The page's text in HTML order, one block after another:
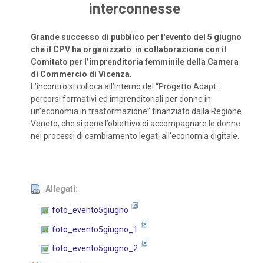
interconnesse
Grande successo di pubblico per l'evento del 5 giugno
che il CPV ha organizzato in collaborazione con il
Comitato per l’imprenditoria femminile della Camera
di Commercio di Vicenza.
L’incontro si colloca all’interno del “Progetto Adapt :
percorsi formativi ed imprenditoriali per donne in
un’economia in trasformazione” finanziato dalla Regione
Veneto, che si pone l’obiettivo di accompagnare le donne
nei processi di cambiamento legati all’economia digitale.
Allegati:
foto_evento5giugno
foto_evento5giugno_1
foto_evento5giugno_2